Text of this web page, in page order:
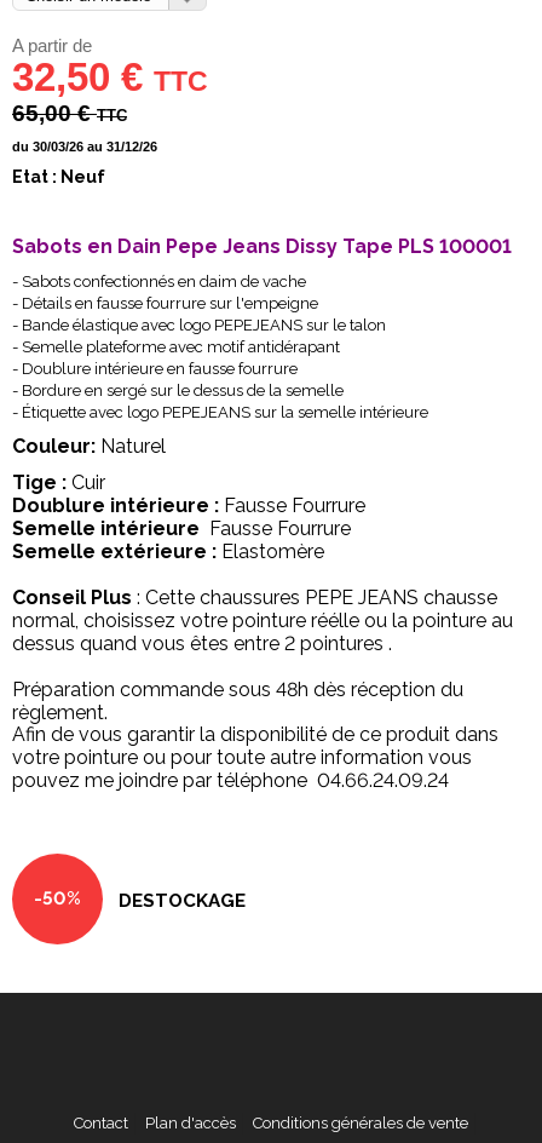
A partir de
32,50 € TTC
65,00 €TTC
du 30/03/26 au 31/12/26
Etat : Neuf
Sabots en Dain Pepe Jeans Dissy Tape PLS 100001
- Sabots confectionnés en daim de vache
- Détails en fausse fourrure sur l'empeigne
- Bande élastique avec logo PEPEJEANS sur le talon
- Semelle plateforme avec motif antidérapant
- Doublure intérieure en fausse fourrure
- Bordure en sergé sur le dessus de la semelle
- Étiquette avec logo PEPEJEANS sur la semelle intérieure
Couleur: Naturel
Tige : Cuir
Doublure intérieure : Fausse Fourrure
Semelle intérieure Fausse Fourrure
Semelle extérieure : Elastomère
Conseil Plus : Cette chaussures PEPE JEANS chausse
normal, choisissez votre pointure réélle ou la pointure au
dessus quand vous êtes entre 2 pointures .
Préparation commande sous 48h dès réception du
règlement.
Afin de vous garantir la disponibilité de ce produit dans
votre pointure ou pour toute autre information vous
pouvez me joindre par téléphone 04.66.24.09.24
-50% DESTOCKAGE
Contact Plan d'accès Conditions générales de vente